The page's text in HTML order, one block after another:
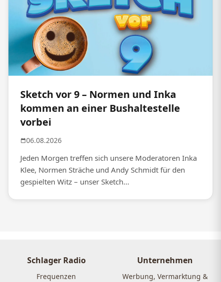
Sketch vor 9 – Normen und Inka
kommen an einer Bushaltestelle
vorbei
06.08.2026
Jeden Morgen treffen sich unsere Moderatoren Inka
Klee, Normen Sträche und Andy Schmidt für den
gespielten Witz – unser Sketch...
Schlager Radio
Frequenzen
Unternehmen
Werbung, Vermarktung &